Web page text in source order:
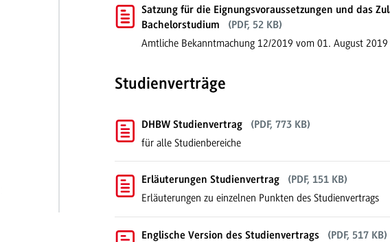
Satzung für die Eignungsvoraussetzungen und das
Bachelorstudium
(PDF, 52 KB)
Amtliche Bekanntmachung 12/2019 vom 01. August 2019
Studienverträge
DHBW Studienvertrag (PDF, 773 KB)
für alle Studienbereiche
Erläuterungen Studienvertrag (PDF, 151 KB)
Erläuterungen zu einzelnen Punkten des Studienvertrags
Englische Version des Studienvertrags (PDF, 517 KB)